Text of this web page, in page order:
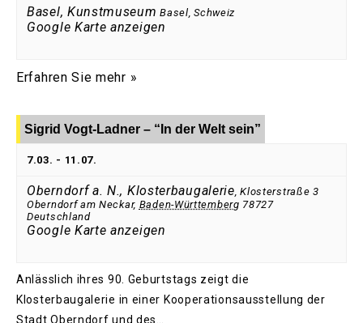
Basel, Kunstmuseum Basel, Schweiz
Google Karte anzeigen
Erfahren Sie mehr »
Sigrid Vogt-Ladner – “In der Welt sein”
7.03. - 11.07.
Oberndorf a. N., Klosterbaugalerie,Klosterstraße 3
Oberndorf am Neckar, Baden-Württemberg 78727
Deutschland
Google Karte anzeigen
Anlässlich ihres 90. Geburtstags zeigt die
Klosterbaugalerie in einer Kooperationsausstellung der
Stadt Oberndorf und des…